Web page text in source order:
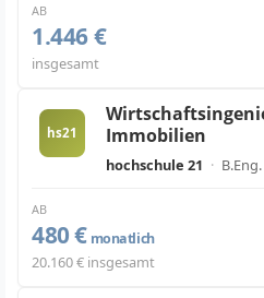
AB
1.446 €
insgesamt
hs21
Immobilien
hochschule 21 · B.Eng.
AB
480 € monatlich
20.160 € insgesamt